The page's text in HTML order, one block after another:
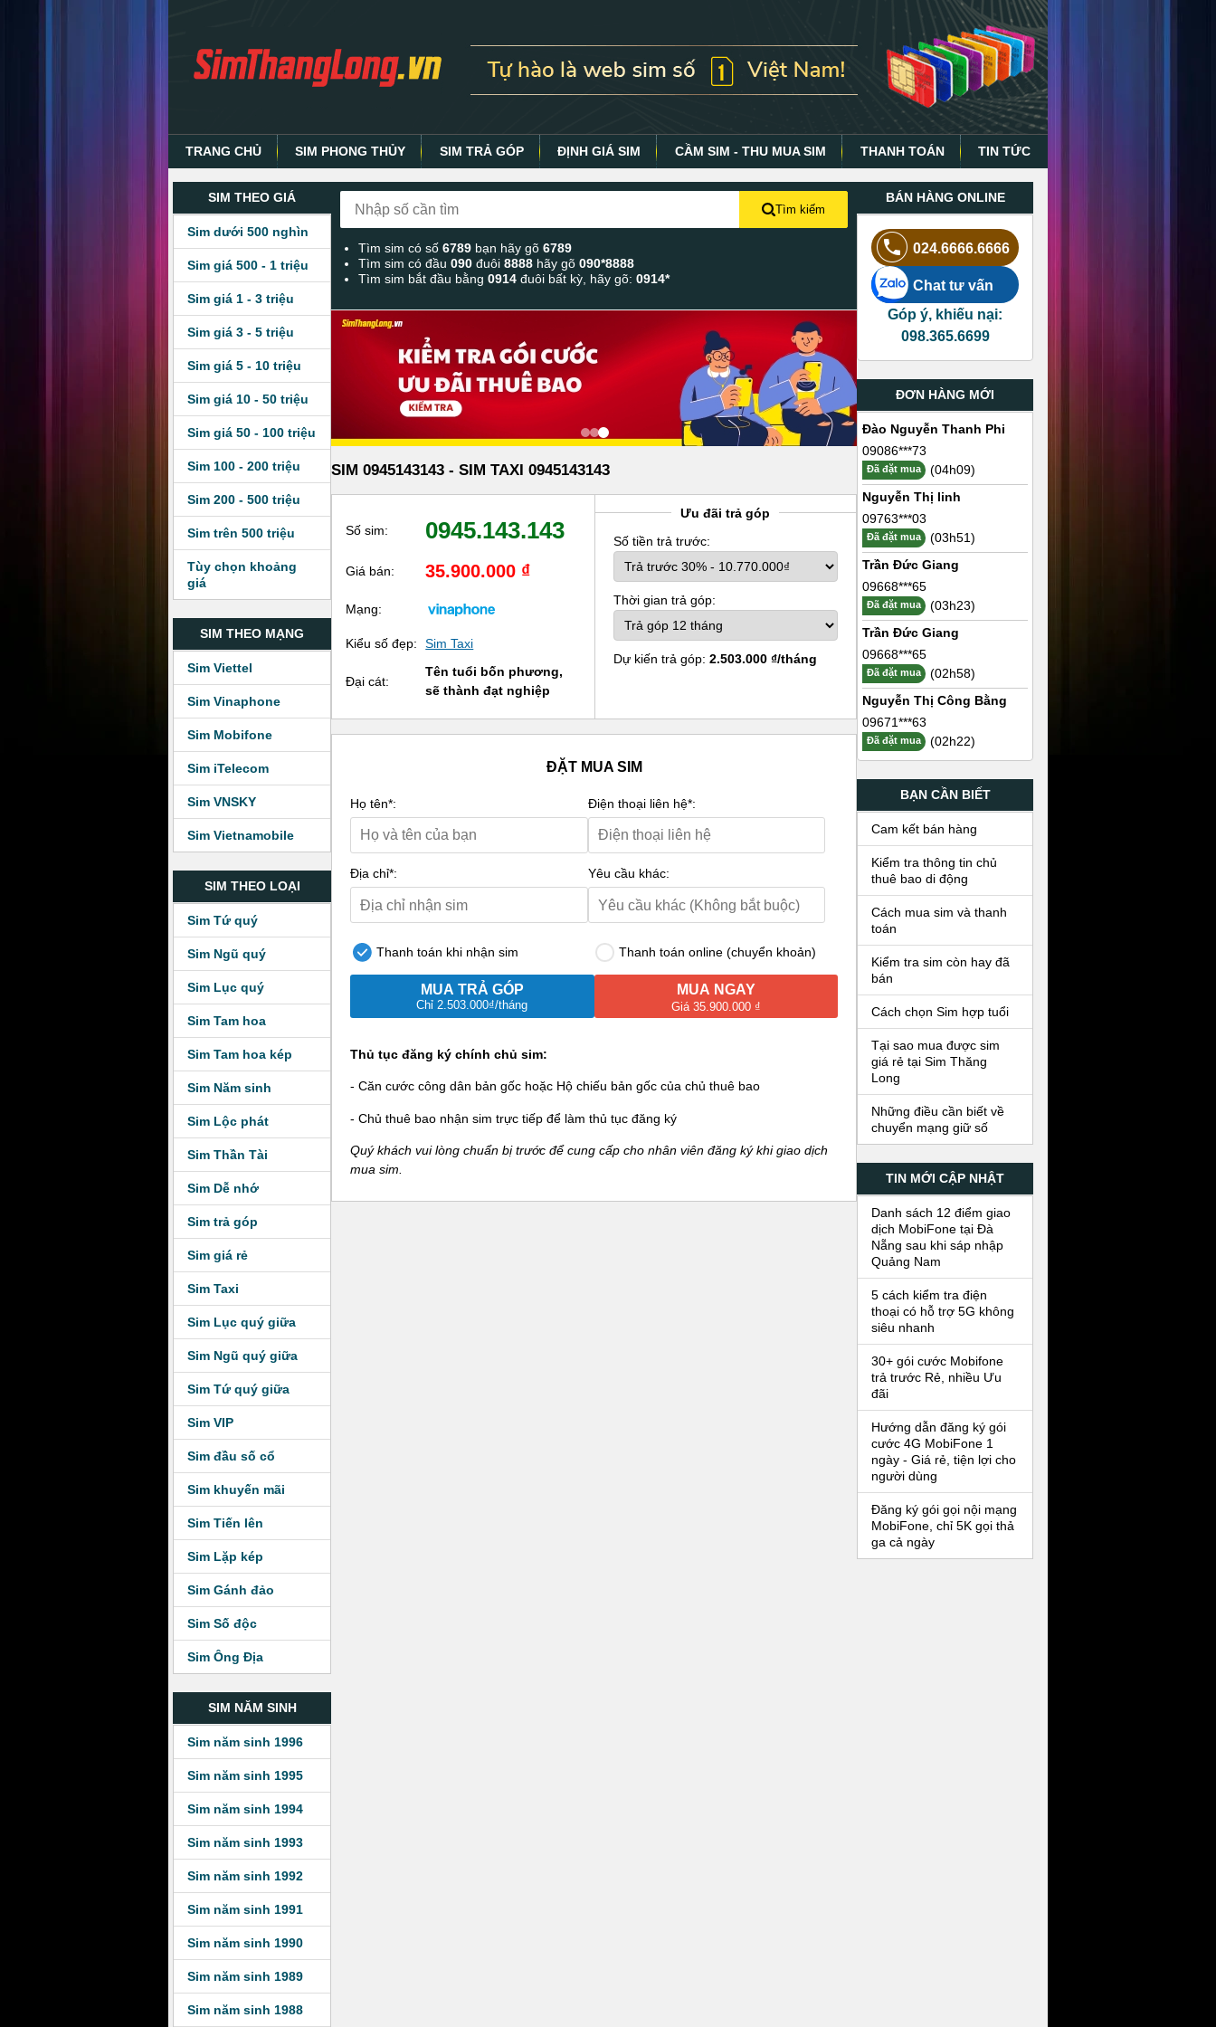
TRANG CHỦ SIM PHONG THỦY SIM TRẢ GÓP ĐỊNH GIÁ SIM CẦM SIM - THU MUA SIM THANH TOÁN TIN TỨC
SIM THEO GIÁ
Sim dưới 500 nghìn
Sim giá 500 - 1 triệu
Sim giá 1 - 3 triệu
Sim giá 3 - 5 triệu
Sim giá 5 - 10 triệu
Sim giá 10 - 50 triệu
Sim giá 50 - 100 triệu
Sim 100 - 200 triệu
Sim 200 - 500 triệu
Sim trên 500 triệu
Tùy chọn khoảng
giá
SIM THEO MẠNG
Sim Viettel
Sim Vinaphone
Sim Mobifone
Sim iTelecom
Sim VNSKY
Sim Vietnamobile
SIM THEO LOẠI
Sim Tứ quý
Sim Ngũ quý
Sim Lục quý
Sim Tam hoa
Sim Tam hoa kép
Sim Năm sinh
Sim Lộc phát
Sim Thần Tài
Sim Dễ nhớ
Sim trả góp
Sim giá rẻ
Sim Taxi
Sim Lục quý giữa
Sim Ngũ quý giữa
Sim Tứ quý giữa
Sim VIP
Sim đầu số cổ
Sim khuyến mãi
Sim Tiến lên
Sim Lặp kép
Sim Gánh đảo
Sim Số độc
Sim Ông Địa
SIM NĂM SINH
Sim năm sinh 1996
Sim năm sinh 1995
Sim năm sinh 1994
Sim năm sinh 1993
Sim năm sinh 1992
Sim năm sinh 1991
Sim năm sinh 1990
Sim năm sinh 1989
Sim năm sinh 1988
Tìm kiếm
Tìm sim có số6789 bạn hãy gõ6789
Tìm sim có đầu090đuôi8888 hãy gõ090*8888
Tìm sim bắt đầu bằng0914 đuôi bất kỳ, hãy gõ:0914*
SIM 0945143143 - SIM TAXI 0945143143
Số sim: 0945.143.143
Giá bán: 35.900.000 ₫
Mạng:
Kiểu số đẹp: Sim Taxi
Đại cát:
Tên tuổi bốn phương,
sẽ thành đạt nghiệp
Ưu đãi trả góp
Số tiền trả trước:
Thời gian trả góp:
Dự kiến trả góp: 2.503.000 ₫/tháng
ĐẶT MUA SIM
Họ tên*: Điện thoại liên hệ*:
Địa chỉ*: Yêu cầu khác:
Thanh toán khi nhận sim Thanh toán online (chuyển khoản)
MUA TRẢ GÓP
Chỉ 2.503.000₫/tháng
MUA NGAY
Giá 35.900.000 ₫
Thủ tục đăng ký chính chủ sim:
- Căn cước công dân bản gốc hoặc Hộ chiếu bản gốc của chủ thuê bao
- Chủ thuê bao nhận sim trực tiếp để làm thủ tục đăng ký
Quý khách vui lòng chuẩn bị trước để cung cấp cho nhân viên đăng ký khi giao dịch
mua sim.
BÁN HÀNG ONLINE
024.6666.6666
Chat tư vấn
Góp ý, khiếu nại:
098.365.6699
ĐƠN HÀNG MỚI
Đào Nguyễn Thanh Phi
09086***73
Đã đặt mua
(04h09)
Nguyễn Thị linh
09763***03
Đã đặt mua
(03h51)
Trần Đức Giang
09668***65
Đã đặt mua
(03h23)
Trần Đức Giang
09668***65
Đã đặt mua
(02h58)
Nguyễn Thị Công Bằng
09671***63
Đã đặt mua (02h22)
BẠN CẦN BIẾT
Cam kết bán hàng
Kiểm tra thông tin chủ
thuê bao di động
Cách mua sim và thanh
toán
Kiểm tra sim còn hay đã
bán
Cách chọn Sim hợp tuổi
Tại sao mua được sim
giá rẻ tại Sim Thăng
Long
Những điều cần biết về
chuyển mạng giữ số
TIN MỚI CẬP NHẬT
Danh sách 12 điểm giao
dịch MobiFone tại Đà
Nẵng sau khi sáp nhập
Quảng Nam
5 cách kiểm tra điện
thoại có hỗ trợ 5G không
siêu nhanh
30+ gói cước Mobifone
trả trước Rẻ, nhiều Ưu
đãi
Hướng dẫn đăng ký gói
cước 4G MobiFone 1
ngày - Giá rẻ, tiện lợi cho
người dùng
Đăng ký gói gọi nội mạng
MobiFone, chỉ 5K gọi thả
ga cả ngày